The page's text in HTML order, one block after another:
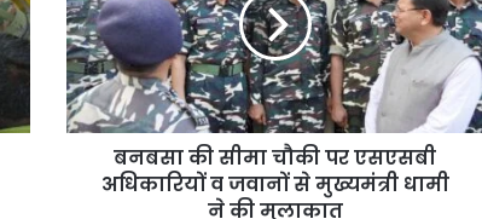
बनबसा की सीमा चौकी पर एसएसबी
अधिकारियों व जवानों से मुख्यमंत्री धामी
ने की मुलाकात